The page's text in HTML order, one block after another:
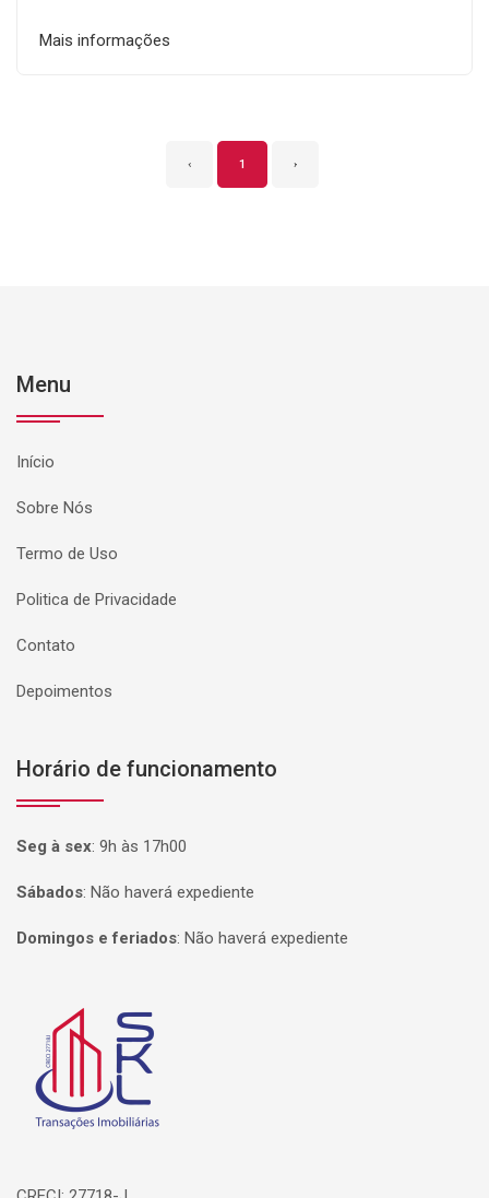
Mais informações
‹ 1 ›
Menu
Início
Sobre Nós
Termo de Uso
Politica de Privacidade
Contato
Depoimentos
Horário de funcionamento
Seg à sex: 9h às 17h00
Sábados: Não haverá expediente
Domingos e feriados: Não haverá expediente
Página inicial